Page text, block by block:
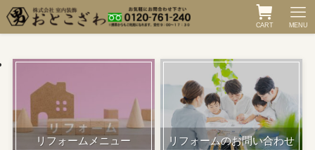
CART MENU
リフォームメニュー リフォームのお問い合わせ